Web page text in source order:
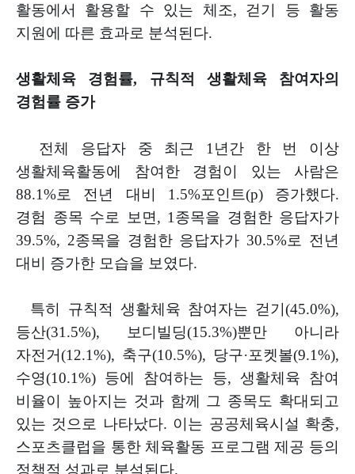
활동에서 활용할 수 있는 체조, 걷기 등 활동
지원에 따른 효과로 분석된다.
생활체육 경험률, 규칙적 생활체육 참여자의
경험률 증가
전체 응답자 중 최근 1 년간 한 번 이상
생활체육활동에 참여한 경험이 있는 사람은
88.1%로 전년 대비 1.5%포인트(p) 증가했다.
경험 종목 수로 보면, 1 종목을 경험한 응답자가
39.5%, 2종목을 경험한 응답자가 30.5%로 전년
대비 증가한 모습을 보였다.
특히 규칙적 생활체육 참여자는 걷기(45.0%),
등산(31.5%), 보디빌딩(15.3%)뿐만 아니라
자전거(12.1%), 축구(10.5%), 당구·포켓볼(9.1%),
수영(10.1%) 등에 참여하는 등, 생활체육 참여
비율이 높아지는 것과 함께 그 종목도 확대되고
있는 것으로 나타났다. 이는 공공체육시설 확충,
스포츠클럽을 통한 체육활동 프로그램 제공 등의
정책적 성과로 분석된다.